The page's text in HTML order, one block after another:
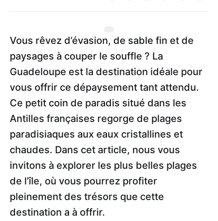
Vous rêvez d’évasion, de sable fin et de
paysages à couper le souffle ? La
Guadeloupe est la destination idéale pour
vous offrir ce dépaysement tant attendu.
Ce petit coin de paradis situé dans les
Antilles françaises regorge de plages
paradisiaques aux eaux cristallines et
chaudes. Dans cet article, nous vous
invitons à explorer les plus belles plages
de l’île, où vous pourrez profiter
pleinement des trésors que cette
destination a à offrir.